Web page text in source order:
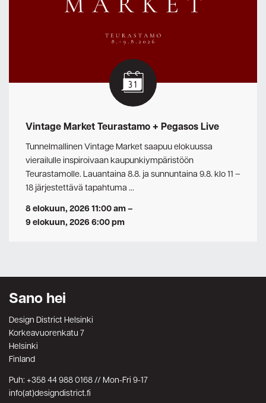
Vintage Market Teurastamo + Pegasos Live
Tunnelmallinen Vintage Market saapuu elokuussa
vierailulle inspiroivaan kaupunkiympäristöön
Teurastamolle. Lauantaina 8.8. ja sunnuntaina 9.8. klo 11 –
18 järjestettävä tapahtuma …
8 elokuun, 2026 11:00 am–
9 elokuun, 2026 6:00 pm
Sano hei
Design District Helsinki
Korkeavuorenkatu 7
Helsinki
Finland
Puh: +358 44 988 0168 // Mon-Fri 9-17
info(at)designdistrict.fi